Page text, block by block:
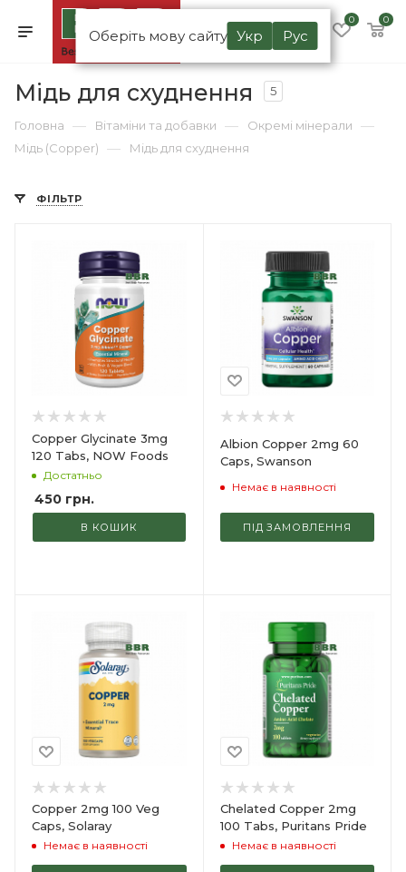
Оберіть мову сайту Укр Рус
0 0
Мідь для схуднення 5
Головна — Вітаміни та добавки — Окремі мінерали —
Мідь (Copper) — Мідь для схуднення
ФІЛЬТР
Copper Glycinate 3mg
120 Tabs, NOW Foods
Достатньо
450 грн.
В КОШИК
Albion Copper 2mg 60
Caps, Swanson
Немає в наявності
ПІД ЗАМОВЛЕННЯ
Copper 2mg 100 Veg
Caps, Solaray
Немає в наявності
Chelated Copper 2mg
100 Tabs, Puritans Pride
Немає в наявності